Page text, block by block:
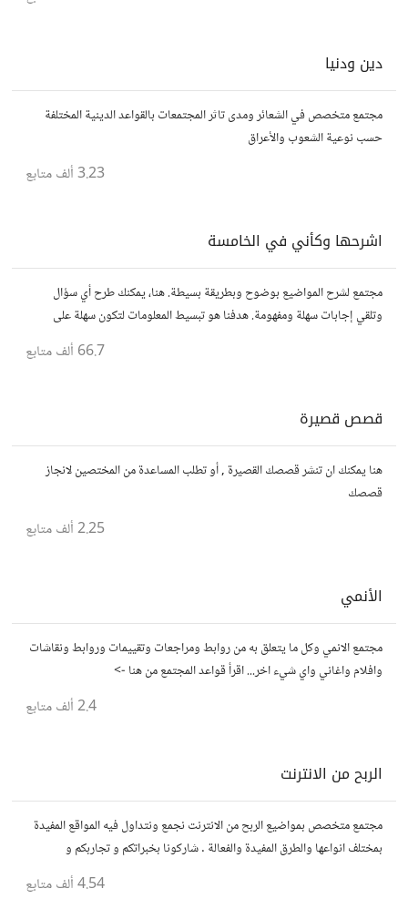
دين ودنيا
مجتمع متخصص في الشعائر ومدى تاثر المجتمعات بالقواعد الدينية المختلفة
حسب نوعية الشعوب والأعراق
3.23 ألف متابع
اشرحها وكأني في الخامسة
مجتمع لشرح المواضيع بوضوح وبطريقة بسيطة. هنا، يمكنك طرح أي سؤال
وتلقي إجابات سهلة ومفهومة. هدفنا هو تبسيط المعلومات لتكون سهلة على
66.7 ألف متابع
قصص قصيرة
هنا يمكنك ان تنشر قصصك القصيرة , أو تطلب المساعدة من المختصين لانجاز
قصصك
2.25 ألف متابع
الأنمي
مجتمع الانمي وكل ما يتعلق به من روابط ومراجعات وتقييمات وروابط ونقاشات
وافلام واغاني واي شيء اخر... اقرأ قواعد المجتمع من هنا ->
2.4 ألف متابع
الربح من الانترنت
مجتمع متخصص بمواضيع الربح من الانترنت نجمع ونتداول فيه المواقع المفيدة
بمختلف انواعها والطرق المفيدة والفعالة . شاركونا بخبراتكم و تجاربكم و
4.54 ألف متابع